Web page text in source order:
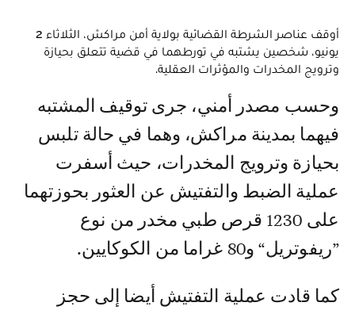
أوقف عناصر الشرطة القضائية بولاية أمن مراكش، الثلاثاء 2
يونيو، شخصين يشتبه في تورطهما في قضية تتعلق بحيازة
وترويج المخدرات والمؤثرات العقلية.
وحسب مصدر أمني، جرى توقيف المشتبه
فيهما بمدينة مراكش، وهما في حالة تلبس
بحيازة وترويج المخدرات، حيث أسفرت
عملية الضبط والتفتيش عن العثور بحوزتهما
على 1230 قرص طبي مخدر من نوع
”ريفوتريل“ و80 غراما من الكوكايين.
كما قادت عملية التفتيش أيضا إلى حجز